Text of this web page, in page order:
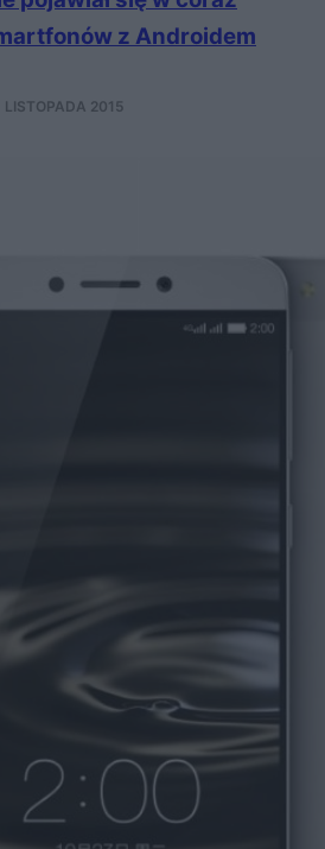
z Androidem
LISTOPADA 2015